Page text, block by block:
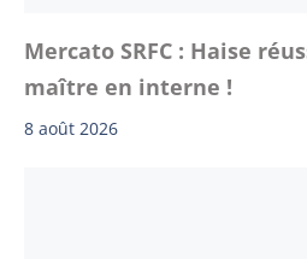
Mercato SRFC : Haise
maître en interne !
8 août 2026